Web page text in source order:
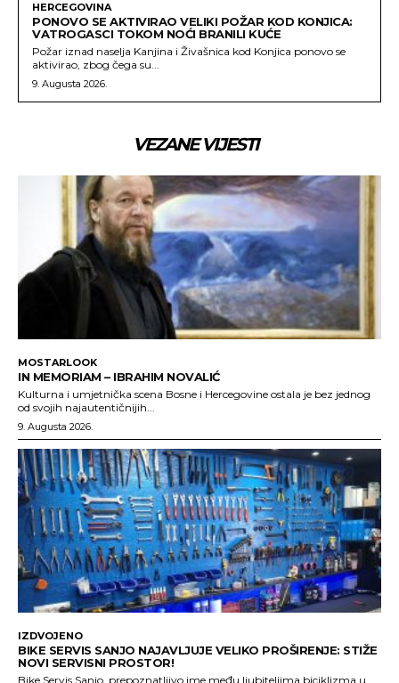
HERCEGOVINA
PONOVO SE AKTIVIRAO VELIKI POŽAR KOD KONJICA:
VATROGASCI TOKOM NOĆI BRANILI KUĆE
Požar iznad naselja Kanjina i Živašnica kod Konjica ponovo se
aktivirao, zbog čega su...
9. Augusta 2026.
VEZANE VIJESTI
MOSTARLOOK
IN MEMORIAM – IBRAHIM NOVALIĆ
Kulturna i umjetnička scena Bosne i Hercegovine ostala je bez jednog
od svojih najautentičnijih...
9. Augusta 2026.
IZDVOJENO
BIKE SERVIS SANJO NAJAVLJUJE VELIKO PROŠIRENJE: STIŽE
NOVI SERVISNI PROSTOR!
Bike Servis Sanjo, prepoznatljivo ime među ljubiteljima biciklizma u